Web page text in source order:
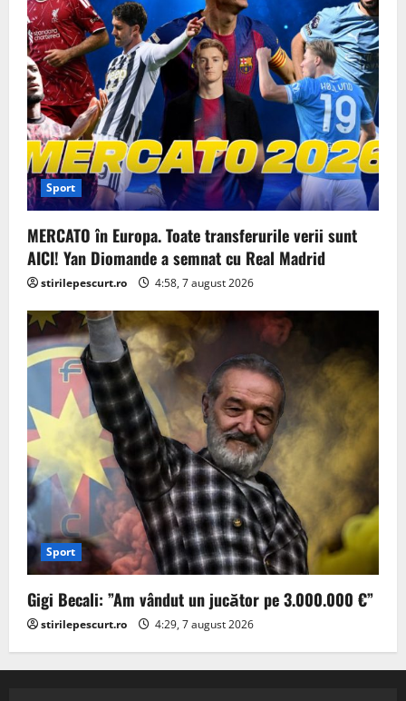
Sport
MERCATO în Europa. Toate transferurile verii sunt
AICI! Yan Diomande a semnat cu Real Madrid
stirilepescurt.ro 4:58, 7 august 2026
Sport
Gigi Becali: ”Am vândut un jucător pe 3.000.000 €”
stirilepescurt.ro 4:29, 7 august 2026